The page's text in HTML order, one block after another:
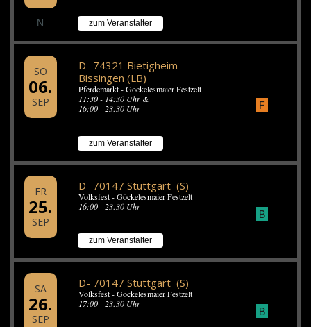
N zum Veranstalter
SO
06.
SEP
D- 74321 Bietigheim-
Bissingen (LB)
Pferdemarkt - Göckelesmaier Festzelt
11:30 - 14:30 Uhr &
16:00 - 23:30 Uhr
zum Veranstalter
F
FR
25.
SEP
D- 70147 Stuttgart (S)
Volksfest - Göckelesmaier Festzelt
16:00 - 23:30 Uhr
zum Veranstalter
B
SA
26.
SEP
D- 70147 Stuttgart (S)
Volksfest - Göckelesmaier Festzelt
17:00 - 23:30 Uhr
B